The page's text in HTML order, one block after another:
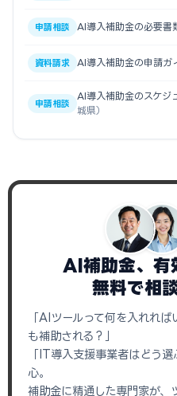
申請相談 AI導入補助金の必要書
資料請求 AI導入補助金の申請ガ
申請相談
AI導入補助金のスケジ
城県）
AI補助金、有
無料で相
「AIツールって何を入れれ
も補助される？」
「IT導入支援事業者はどう
心。
補助金に精通した専門家が、